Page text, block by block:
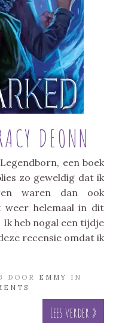
DEONN
een boek
zo geweldig dat ik
waren dan ook
helemaal in dit
heb nogal een tijdje
recensie omdat ik
DOOR EMMY
IN
Lees verder »